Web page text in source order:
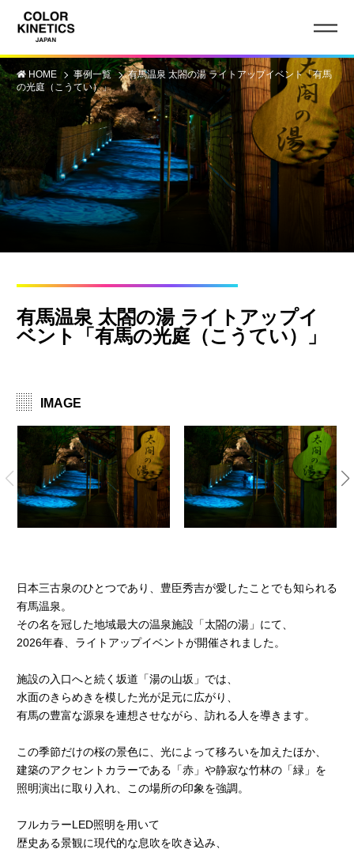
HOME 事例一覧
有馬温泉 太閤の湯 ライトアップイベント「有馬
の光庭（こうてい）」
有馬温泉 太閤の湯 ライトアップイ
ベント「有馬の光庭（こうてい）」
IMAGE
日本三古泉のひとつであり、豊臣秀吉が愛したことでも知られる
有馬温泉。
その名を冠した地域最大の温泉施設「太閤の湯」にて、
2026年春、ライトアップイベントが開催されました。
施設の入口へと続く坂道「湯の山坂」では、
水面のきらめきを模した光が足元に広がり、
有馬の豊富な源泉を連想させながら、訪れる人を導きます。
この季節だけの桜の景色に、光によって移ろいを加えたほか、
建築のアクセントカラーである「赤」や静寂な竹林の「緑」を
照明演出に取り入れ、この場所の印象を強調。
フルカラーLED照明を用いて
歴史ある景観に現代的な息吹を吹き込み、